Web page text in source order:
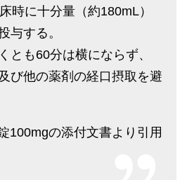
時に十分量（約180mL）
与する。
とも60分は横にならず、
び他の薬剤の経口摂取を避
100mgの添付文書より引用